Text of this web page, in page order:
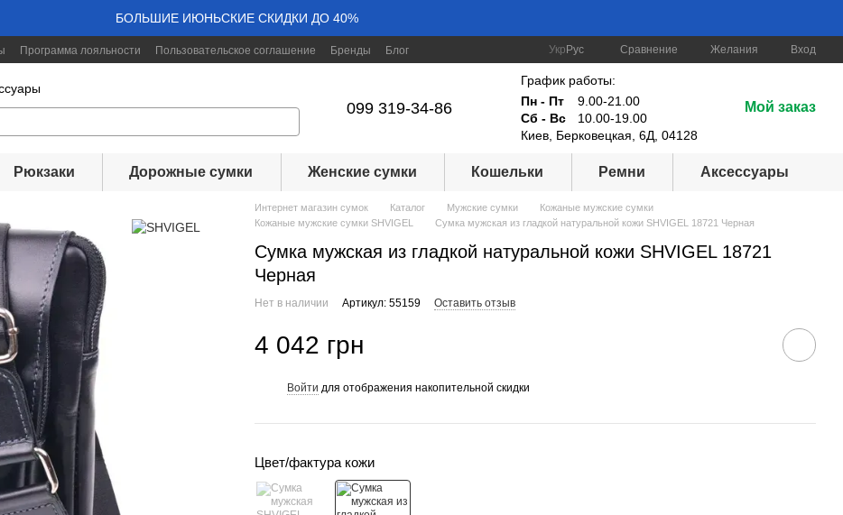
БОЛЬШИЕ ИЮНЬСКИЕ СКИДКИ ДО 40%
Программа лояльности Пользовательское соглашение Бренды
Блог
Укр Рус Сравнение Желания Вход
099 319-34-86
График работы:
Пн - Пт
9.00-21.00
Сб - Вс
10.00-19.00
Киев, Берковецкая, 6Д, 04128
Мой заказ
Рюкзаки Дорожные сумки Женские сумки Кошельки Ремни Аксессуары
Интернет магазин сумок Каталог Мужские сумки
Кожаные мужские сумки
Кожаные мужские сумки SHVIGEL
Сумка мужская из гладкой натуральной кожи SHVIGEL 18721 Черная
Сумка мужская из гладкой натуральной кожи SHVIGEL 18721
Черная
Нет в наличии Артикул: 55159 Оставить отзыв
4 042 грн
Войти для отображения накопительной скидки
Цвет/фактура кожи